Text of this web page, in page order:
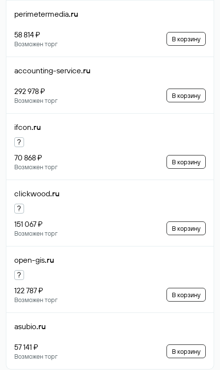
perimetermedia.ru
58 814 ₽
Возможен торг
В корзину
accounting-service.ru
292 978 ₽
Возможен торг
В корзину
ifcon.ru
?
70 868 ₽
Возможен торг
В корзину
clickwood.ru
?
151 067 ₽
Возможен торг
В корзину
open-gis.ru
?
122 787 ₽
Возможен торг
В корзину
asubio.ru
57 141 ₽
Возможен торг
В корзину